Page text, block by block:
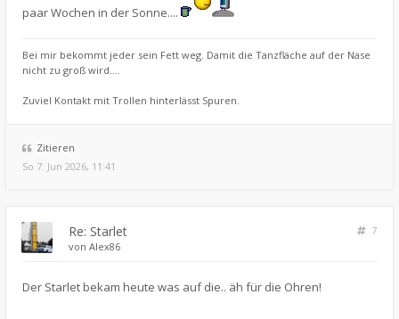
paar Wochen in der Sonne....
Bei mir bekommt jeder sein Fett weg. Damit die Tanzfläche auf der Nase
nicht zu groß wird....
Zuviel Kontakt mit Trollen hinterlässt Spuren.
Zitieren
So 7. Jun 2026, 11:41
Re: Starlet
7
von Alex86
Der Starlet bekam heute was auf die.. äh für die Ohren!